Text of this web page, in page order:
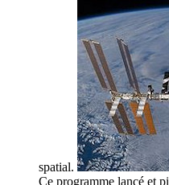
spatial.
Ce programme lancé et